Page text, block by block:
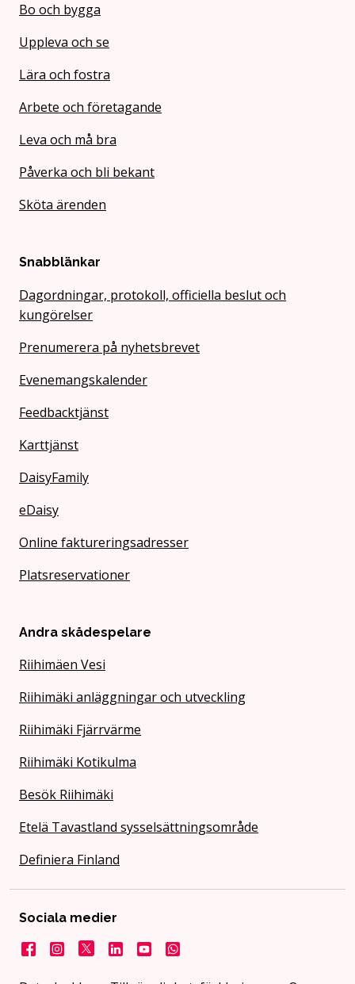
Bo och bygga
Uppleva och se
Lära och fostra
Arbete och företagande
Leva och må bra
Påverka och bli bekant
Sköta ärenden
Snabblänkar
Dagordningar, protokoll, officiella beslut och
kungörelser
Prenumerera på nyhetsbrevet
Evenemangskalender
Feedbacktjänst
Karttjänst
DaisyFamily
eDaisy
Online faktureringsadresser
Platsreservationer
Andra skådespelare
Riihimäen Vesi
Riihimäki anläggningar och utveckling
Riihimäki Fjärrvärme
Riihimäki Kotikulma
Besök Riihimäki
Etelä Tavastland sysselsättningsområde
Definiera Finland
Sociala medier
FacebookInstagram
X LinkedInYoutubeStad på WhatsApp